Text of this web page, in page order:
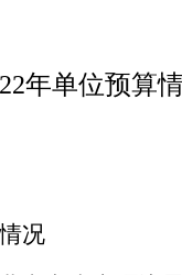
年单位预算
况